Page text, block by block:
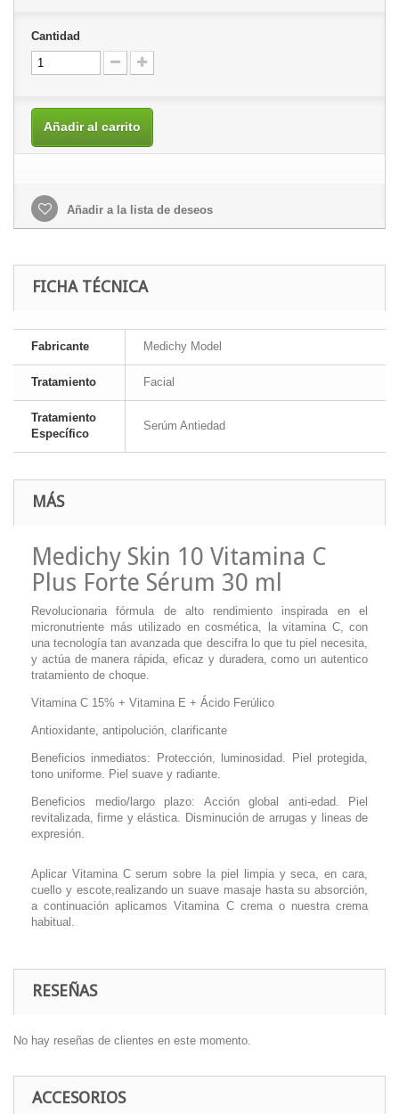
Cantidad
Añadir al carrito
Añadir a la lista de deseos
FICHA TÉCNICA
Fabricante Medichy Model
Tratamiento Facial
Tratamiento
Específico
Serúm Antiedad
MÁS
Medichy Skin 10 Vitamina C
Plus Forte Sérum 30 ml
Revolucionaria fórmula de alto rendimiento inspirada en el
micronutriente más utilizado en cosmética, la vitamina C, con
una tecnología tan avanzada que descifra lo que tu piel necesita,
y actúa de manera rápida, eficaz y duradera, como un autentico
tratamiento de choque.
Vitamina C 15% + Vitamina E + Ácido Ferúlico
Antioxidante, antipolución, clarificante
Beneficios inmediatos: Protección, luminosidad. Piel protegida,
tono uniforme. Piel suave y radiante.
Beneficios medio/largo plazo: Acción global anti-edad. Piel
revitalizada, firme y elástica. Disminución de arrugas y lineas de
expresión.
Aplicar Vitamina C serum sobre la piel limpia y seca, en cara,
cuello y escote,realizando un suave masaje hasta su absorción,
a continuación aplicamos Vitamina C crema o nuestra crema
habitual.
RESEÑAS
No hay reseñas de clientes en este momento.
ACCESORIOS